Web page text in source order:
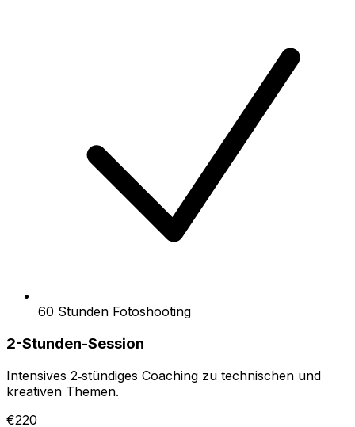
60 Stunden Fotoshooting
2-Stunden-Session
Intensives 2‑stündiges Coaching zu technischen und
kreativen Themen.
€220